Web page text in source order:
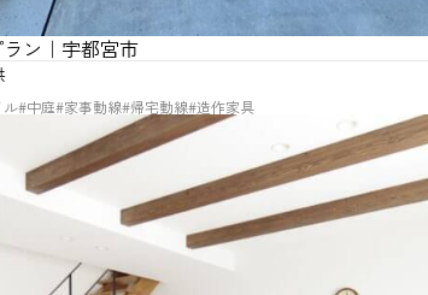
ン｜宇都宮市
ル#中庭#家事動線#帰宅動線#造作家具